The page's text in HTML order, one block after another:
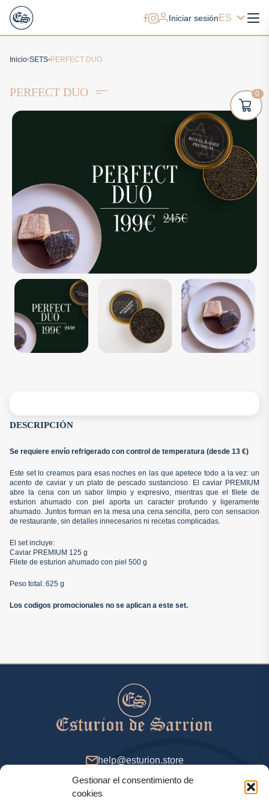
Gestionar el consentimiento de
cookies
Iniciar sesión ES
Inicio SETS PERFECT DUO
PERFECT DUO
DESCRIPCIÓN
Se requiere envío refrigerado con control de temperatura (desde 13 €)
Este set lo creamos para esas noches en las que apetece todo a la vez: un
acento de caviar y un plato de pescado sustancioso. El caviar PREMIUM
abre la cena con un sabor limpio y expresivo, mientras que el filete de
esturion ahumado con piel aporta un caracter profundo y ligeramente
ahumado. Juntos forman en la mesa una cena sencilla, pero con sensacion
de restaurante, sin detalles innecesarios ni recetas complicadas.
El set incluye:
Caviar PREMIUM 125 g
Filete de esturion ahumado con piel 500 g
Peso total: 625 g
Los codigos promocionales no se aplican a este set.
help@esturion.store
De 9 a 18 (GMT+2), días de entresemana
0